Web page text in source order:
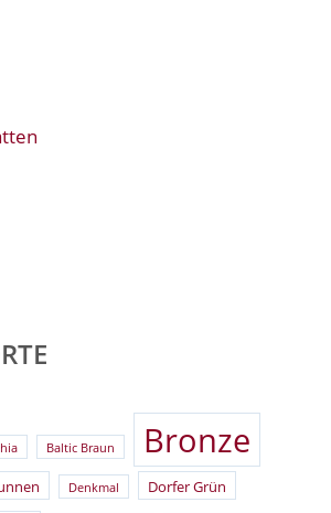
Baltic Braun Bronze
Denkmal Dorfer Grün